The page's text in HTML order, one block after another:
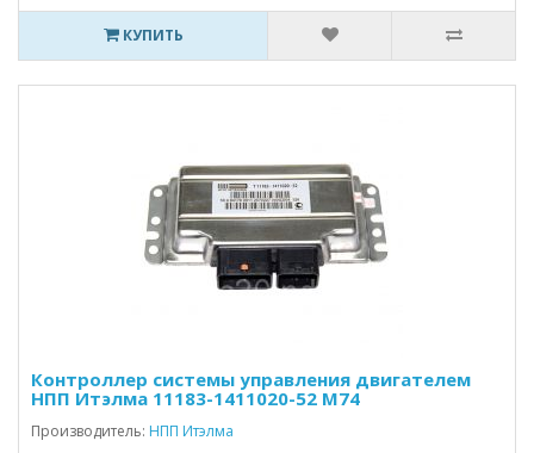
КУПИТЬ
Контроллер системы управления двигателем
НПП Итэлма 11183-1411020-52 М74
Производитель: НПП Итэлма